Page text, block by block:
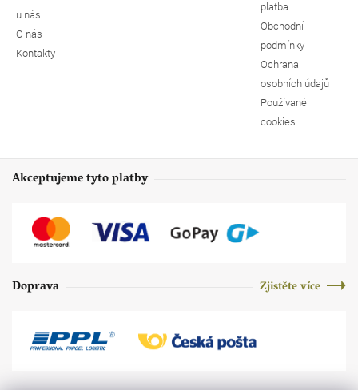
u nás
O nás
Kontakty
platba
Obchodní
podmínky
Ochrana
osobních údajů
Používané
cookies
Akceptujeme tyto platby
Doprava Zjistěte více